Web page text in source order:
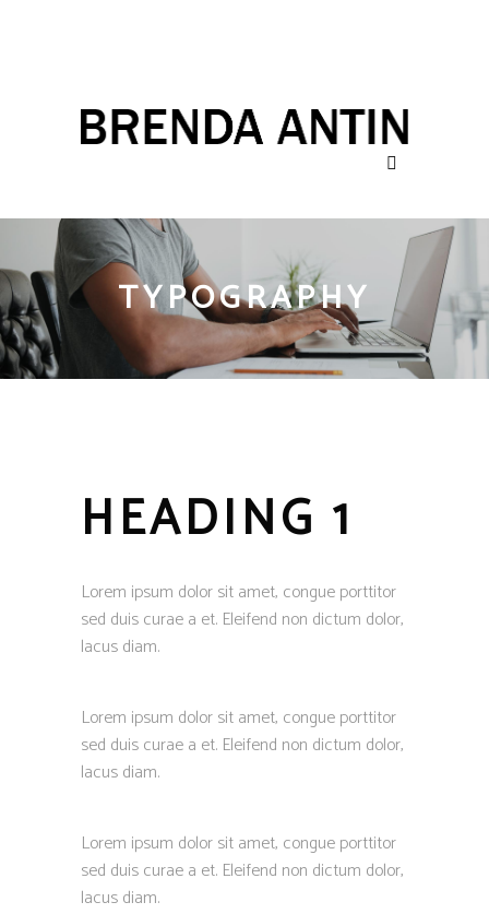
TYPOGRAPHY
HEADING 1
Lorem ipsum dolor sit amet, congue porttitor
sed duis curae a et. Eleifend non dictum dolor,
lacus diam.
Lorem ipsum dolor sit amet, congue porttitor
sed duis curae a et. Eleifend non dictum dolor,
lacus diam.
Lorem ipsum dolor sit amet, congue porttitor
sed duis curae a et. Eleifend non dictum dolor,
lacus diam.